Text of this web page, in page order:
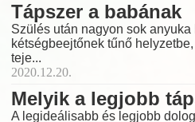
Tápszer a babának
Szülés után nagyon sok
kétségbeejtőnek tűnő
teje...
2020.12.20.
Melyik a legjobb
A legideálisabb és legjobb